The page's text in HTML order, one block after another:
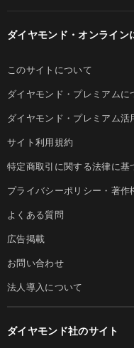
ダイヤモンド・オンライン
このサイトについて
ダイヤモンド・プレミアムに
ダイヤモンド・プレミアム活
サイト利用規約
特定商取引に関する法律に基
プライバシーポリシー・著作
よくある質問
広告掲載
お問い合わせ
法人導入について
ダイヤモンド社のサイト